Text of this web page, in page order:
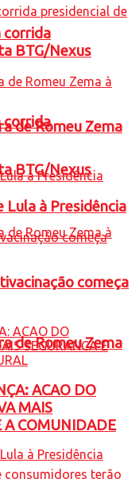
corrida
BTG/Nexus
de Romeu Zema
corrida
BTG/Nexus
de Romeu Zema
Lula à Presidência
começa
ACAO DO
MAIS
A COMUNIDADE